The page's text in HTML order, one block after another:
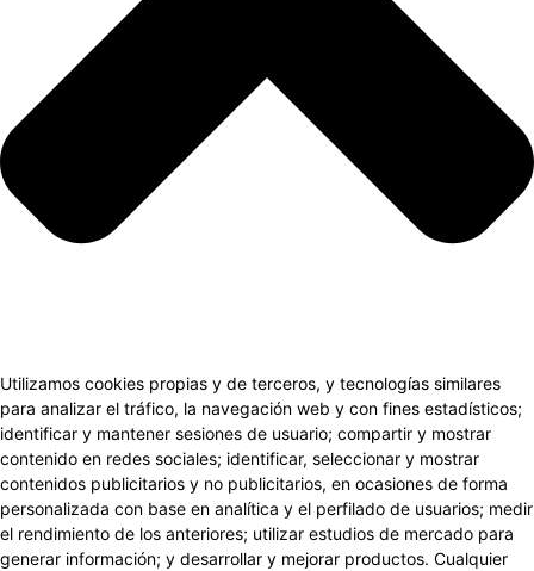
Utilizamos cookies propias y de terceros, y tecnologías similares
para analizar el tráfico, la navegación web y con fines estadísticos;
identificar y mantener sesiones de usuario; compartir y mostrar
contenido en redes sociales; identificar, seleccionar y mostrar
contenidos publicitarios y no publicitarios, en ocasiones de forma
personalizada con base en analítica y el perfilado de usuarios; medir
el rendimiento de los anteriores; utilizar estudios de mercado para
generar información; y desarrollar y mejorar productos. Cualquier